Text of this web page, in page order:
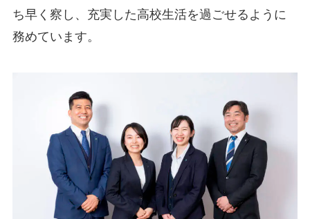
ち早く察し、充実した高校生活を過ごせるように
務めています。